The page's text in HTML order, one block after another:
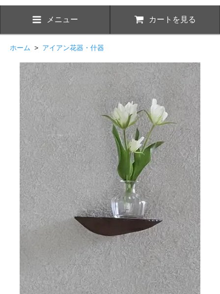
メニュー カートを見る
ホーム > アイアン花器・什器